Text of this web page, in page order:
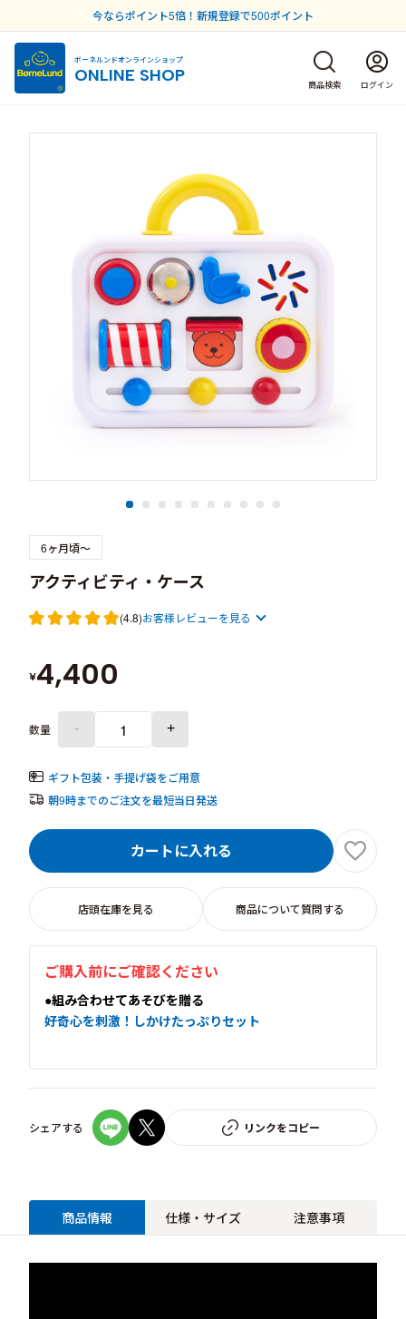
今ならポイント5倍！新規登録で500ポイント
ボーネルンドオンラインショップ
ONLINE SHOP 商品検索 ログイン
6ヶ月頃～
アクティビティ・ケース
(4.8)お客様レビューを見る
¥4,400
数量 - +
ギフト包装・手提げ袋をご用意
朝9時までのご注文を最短当日発送
カートに入れる
店頭在庫を見る 商品について質問する
ご購入前にご確認ください
●組み合わせてあそびを贈る
好奇心を刺激！しかけたっぷりセット
シェアする リンクをコピー
商品情報 仕様・サイズ 注意事項